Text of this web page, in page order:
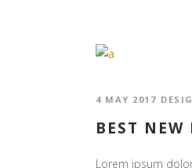
4 MAY 2017
BEST NEW
Lorem ipsum